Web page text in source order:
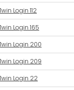
1win Login 112
1win Login 165
1win Login 200
1win Login 209
1win Login 22